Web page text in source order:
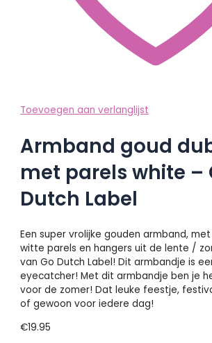
Toevoegen aan verlanglijst
Armband goud
met parels white –
Dutch Label
Een super vrolijke gouden armband,
witte parels en hangers uit de lente /
van Go Dutch Label! Dit armbandje is
eyecatcher! Met dit armbandje ben je
voor de zomer! Dat leuke feestje,
of gewoon voor iedere dag!
€19.95